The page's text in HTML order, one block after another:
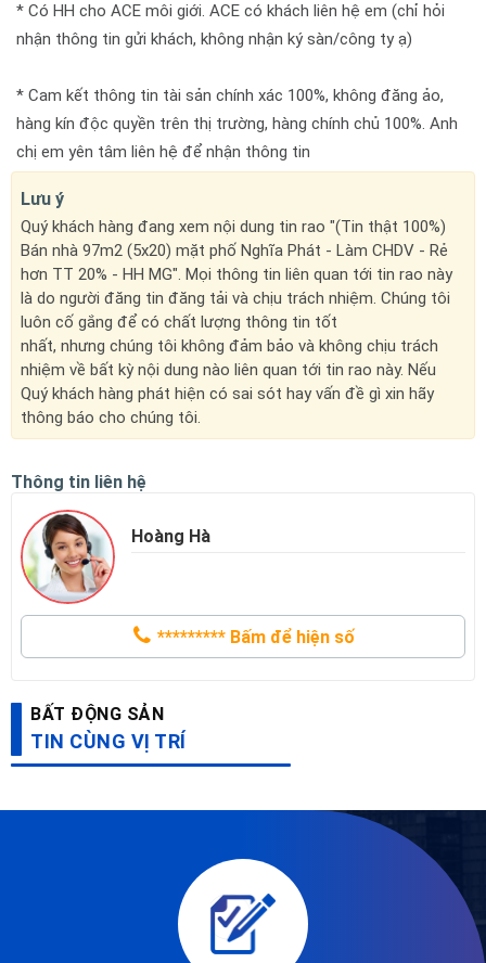
* Có HH cho ACE môi giới. ACE có khách liên hệ em (chỉ hỏi
nhận thông tin gửi khách, không nhận ký sàn/công ty ạ)
* Cam kết thông tin tài sản chính xác 100%, không đăng ảo,
hàng kín độc quyền trên thị trường, hàng chính chủ 100%. Anh
chị em yên tâm liên hệ để nhận thông tin
Lưu ý
Quý khách hàng đang xem nội dung tin rao "(Tin thật 100%)
Bán nhà 97m2 (5x20) mặt phố Nghĩa Phát - Làm CHDV - Rẻ
hơn TT 20% - HH MG". Mọi thông tin liên quan tới tin rao này
là do người đăng tin đăng tải và chịu trách nhiệm. Chúng tôi
luôn cố gắng để có chất lượng thông tin tốt
nhất, nhưng chúng tôi không đảm bảo và không chịu trách
nhiệm về bất kỳ nội dung nào liên quan tới tin rao này. Nếu
Quý khách hàng phát hiện có sai sót hay vấn đề gì xin hãy
thông báo cho chúng tôi.
Thông tin liên hệ
Hoàng Hà
********* Bấm để hiện số
BẤT ĐỘNG SẢN
TIN CÙNG VỊ TRÍ